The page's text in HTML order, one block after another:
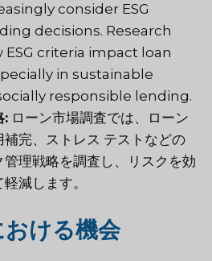
consider ESG
decisions. Research
criteria impact loan
in sustainable
responsible lending.
: ローン市場調査では、ローン
完、ストレス テストなどの
理戦略を調査し、リスクを効
減します。
おける機会